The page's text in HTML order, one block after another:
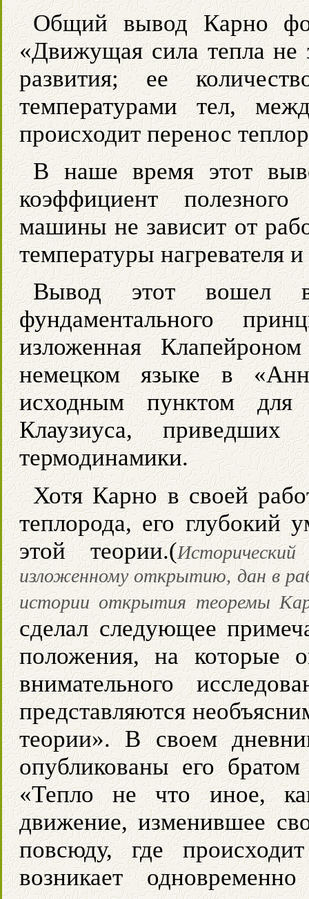
Общий вывод Карно
«Движущая сила тепла не
развития; ее
температурами тел,
происходит перенос
В наше время этот
коэффициент
машины не зависит от
температуры нагревателя
Вывод этот вошел в
фундаментального
изложенная
немецком языке в
исходным пунктом
Клаузиуса,
термодинамики.
Хотя Карно в своей
теплорода, его глубокий
этой теории.(
изложенному открытию, дан в
истории открытия теоремы
сделал следующее
положения, на которые
внимательного
представляются
теории». В своем
опубликованы его
«Тепло не что иное,
движение, изменившее
повсюду, где
возникает